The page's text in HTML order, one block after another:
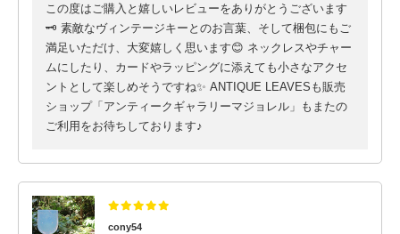
この度はご購入と嬉しいレビューをありがとうございます
🗝️ 素敵なヴィンテージキーとのお言葉、そして梱包にもご
満足いただけ、大変嬉しく思います😊 ネックレスやチャー
ムにしたり、カードやラッピングに添えても小さなアクセ
ントとして楽しめそうですね✨ ANTIQUE LEAVESも販売
ショップ「アンティークギャラリーマジョレル」もまたの
ご利用をお待ちしております♪
cony54